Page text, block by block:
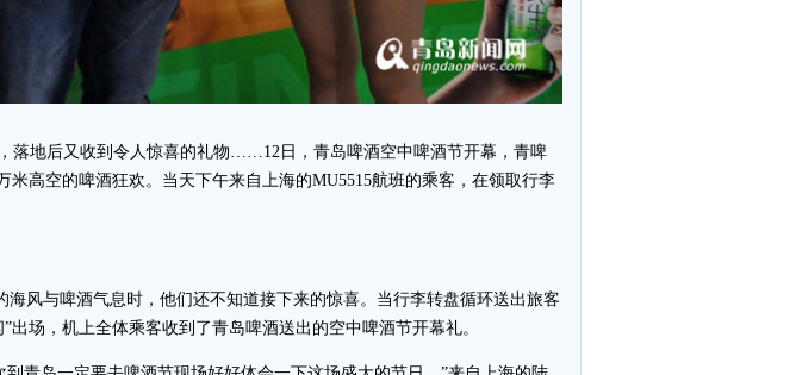
落地后又收到令人惊喜的礼物……12日，青岛啤酒空中啤酒节开幕，青啤
高空的啤酒狂欢。当天下午来自上海的MU5515航班的乘客，在领取行李
风与啤酒气息时，他们还不知道接下来的惊喜。当行李转盘循环送出旅客
场，机上全体乘客收到了青岛啤酒送出的空中啤酒节开幕礼。